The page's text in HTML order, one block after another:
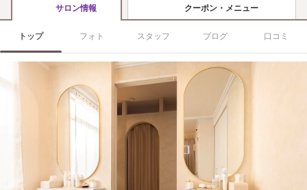
サロン情報 クーポン・メニュー
トップ フォト スタッフ ブログ 口コミ